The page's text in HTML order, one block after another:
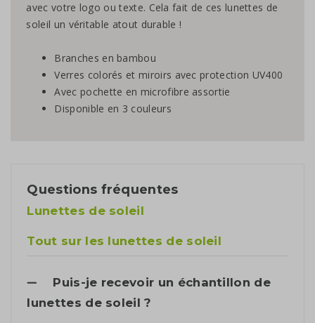
avec votre logo ou texte. Cela fait de ces lunettes de
soleil un véritable atout durable !
Branches en bambou
Verres colorés et miroirs avec protection UV400
Avec pochette en microfibre assortie
Disponible en 3 couleurs
Questions fréquentes
Lunettes de soleil
Tout sur les lunettes de soleil
Puis-je recevoir un échantillon de
lunettes de soleil ?